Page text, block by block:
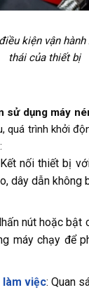
kiện vận
thái của thiết bị
sử dụng máy
quá trình khởi
nối thiết bị
dây dẫn không
nút hoặc bật
máy chạy để
làm việc: Quan